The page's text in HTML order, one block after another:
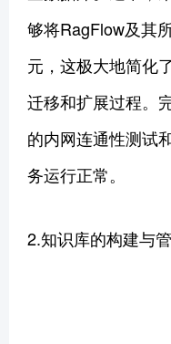
够将RagFlow及其
元，这极大地简化
迁移和扩展过程。
的内网连通性测试
务运行正常。
2.知识库的构建与